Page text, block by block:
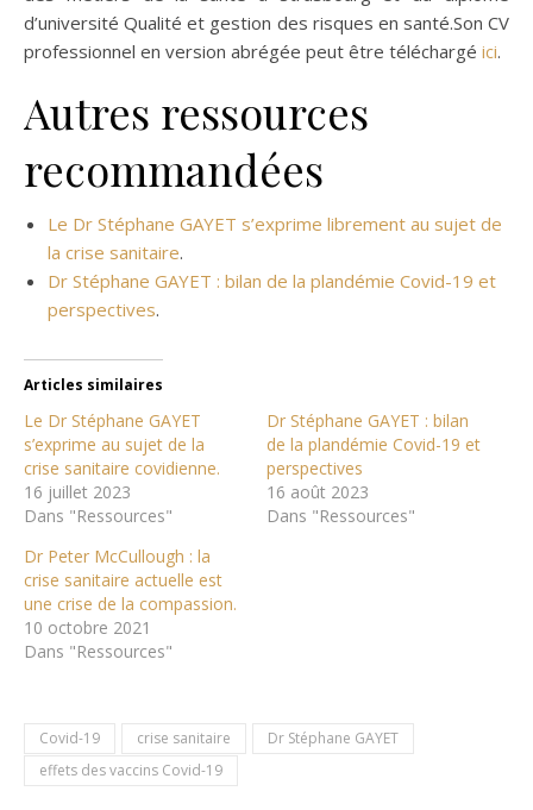
d’université Qualité et gestion des risques en santé.Son CV
professionnel en version abrégée peut être téléchargé ici.
Autres ressources
recommandées
Le Dr Stéphane GAYET s’exprime librement au sujet de
la crise sanitaire.
Dr Stéphane GAYET : bilan de la plandémie Covid-19 et
perspectives.
Articles similaires
Le Dr Stéphane GAYET
s’exprime au sujet de la
crise sanitaire covidienne.
16 juillet 2023
Dans "Ressources"
Dr Stéphane GAYET : bilan
de la plandémie Covid-19 et
perspectives
16 août 2023
Dans "Ressources"
Dr Peter McCullough : la
crise sanitaire actuelle est
une crise de la compassion.
10 octobre 2021
Dans "Ressources"
Covid-19 crise sanitaire
Dr Stéphane GAYET
effets des vaccins Covid-19